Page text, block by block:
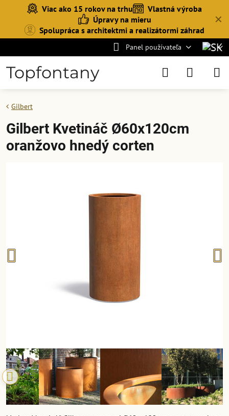
✕
Viac ako 15 rokov na trhu
Vlastná výroba
Úpravy na mieru
Spolupráca s architektmi a realizátormi záhrad
Panel používateľa
Topfontany
Gilbert
Gilbert Kvetináč Ø60x120cm
oranžovo hnedý corten